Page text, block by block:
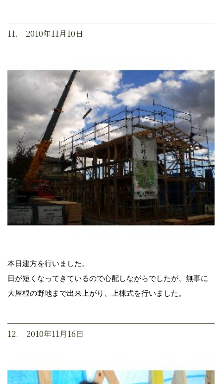
11. 2010年11月10日
本日建方を行いました。
日が短くなってきているので心配しながらでしたが、無事に
大屋根の野地まで出来上がり、上棟式を行いました。
12. 2010年11月16日